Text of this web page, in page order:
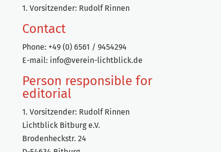
1. Vorsitzender: Rudolf Rinnen
Contact
Phone: +49 (0) 6561 / 9454294
E-mail: info@verein-lichtblick.de
Person responsible for
editorial
1. Vorsitzender: Rudolf Rinnen
Lichtblick Bitburg e.V.
Brodenheckstr. 24